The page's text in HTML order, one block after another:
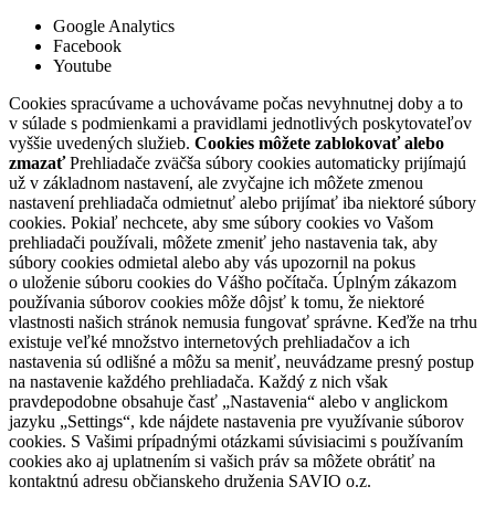
Google Analytics
Facebook
Youtube
Cookies spracúvame a uchovávame počas nevyhnutnej doby a to
v súlade s podmienkami a pravidlami jednotlivých poskytovateľov
vyššie uvedených služieb. Cookies môžete zablokovať alebo
zmazaťPrehliadače zväčša súbory cookies automaticky prijímajú
už v základnom nastavení, ale zvyčajne ich môžete zmenou
nastavení prehliadača odmietnuť alebo prijímať iba niektoré súbory
cookies. Pokiaľ nechcete, aby sme súbory cookies vo Vašom
prehliadači používali, môžete zmeniť jeho nastavenia tak, aby
súbory cookies odmietal alebo aby vás upozornil na pokus
o uloženie súboru cookies do Vášho počítača. Úplným zákazom
používania súborov cookies môže dôjsť k tomu, že niektoré
vlastnosti našich stránok nemusia fungovať správne. Keďže na trhu
existuje veľké množstvo internetových prehliadačov a ich
nastavenia sú odlišné a môžu sa meniť, neuvádzame presný postup
na nastavenie každého prehliadača. Každý z nich však
pravdepodobne obsahuje časť „Nastavenia“ alebo v anglickom
jazyku „Settings“, kde nájdete nastavenia pre využívanie súborov
cookies. S Vašimi prípadnými otázkami súvisiacimi s používaním
cookies ako aj uplatnením si vašich práv sa môžete obrátiť na
kontaktnú adresu občianskeho druženia SAVIO o.z.